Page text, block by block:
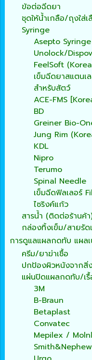
ข้อต่อฉีดยา
ชุดให้น้ำเกลือ/ถุงใส่
Syringe
Asepto Syringe
Unolock/
FeelSoft
เข็มฉีดยาสแตนเ
สำหรับสัตว์
ACE-FMS
BD
Greiner Bio-
Jung Rim
KDL
Nipro
Terumo
Spinal Needle
เข็มฉีดฟิลเลอร์
ไซริงค์แก้ว
สารน้ำ (ติดต่อร้านค้
กล่องทิ้งเข็ม/สายรั
การดูแลแผลกดทับ แผล
ครีม/ยาฆ่าเชื้อ
ปกป้องผิวหนังจากสิ่
แผ่นปิดแผลกดทับ/เรื้
3M
B-Braun
Betaplast
Convatec
Mepilex /
Smith&Nephew